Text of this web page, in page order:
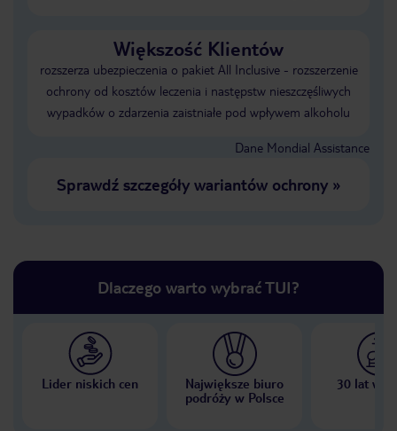
Większość Klientów
rozszerza ubezpieczenia o pakiet All Inclusive - rozszerzenie
ochrony od kosztów leczenia i następstw nieszczęśliwych
wypadków o zdarzenia zaistniałe pod wpływem alkoholu
Dane Mondial Assistance
Sprawdź szczegóły wariantów ochrony»
Dlaczego warto wybrać TUI?
Lider niskich cen
Największe biuro
podróży w Polsce
30 lat w